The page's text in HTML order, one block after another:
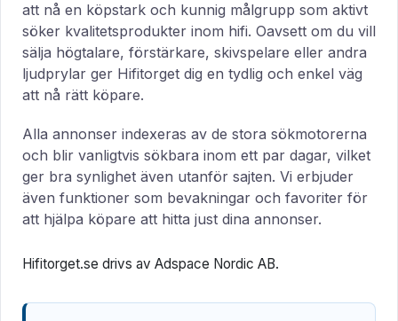
att nå en köpstark och kunnig målgrupp som aktivt
söker kvalitetsprodukter inom hifi. Oavsett om du vill
sälja högtalare, förstärkare, skivspelare eller andra
ljudprylar ger Hifitorget dig en tydlig och enkel väg
att nå rätt köpare.
Alla annonser indexeras av de stora sökmotorerna
och blir vanligtvis sökbara inom ett par dagar, vilket
ger bra synlighet även utanför sajten. Vi erbjuder
även funktioner som bevakningar och favoriter för
att hjälpa köpare att hitta just dina annonser.
Hifitorget.se drivs av Adspace Nordic AB.